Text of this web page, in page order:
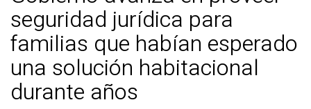
seguridad jurídica para
familias que habían esperado
una solución habitacional
durante años